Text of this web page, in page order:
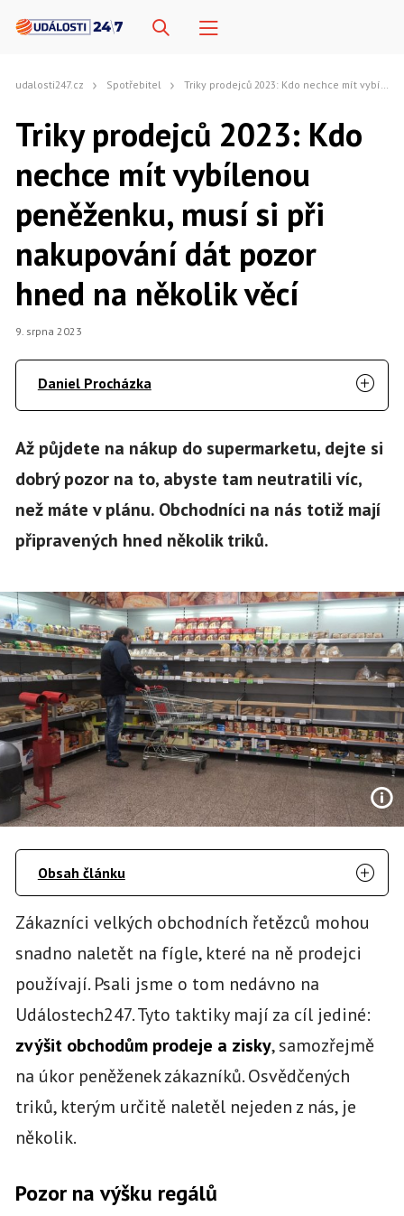
udalosti247.cz Spotřebitel Triky prodejců 2023: Kdo nechce mít vybílenou peněženku, musí si při nakupování dát pozor hned na několik věcí
Triky prodejců 2023: Kdo
nechce mít vybílenou
peněženku, musí si při
nakupování dát pozor
hned na několik věcí
9. srpna 2023
Daniel Procházka
Až půjdete na nákup do supermarketu, dejte si
dobrý pozor na to, abyste tam neutratili víc,
než máte v plánu. Obchodníci na nás totiž mají
připravených hned několik triků.
Obsah článku
Zákazníci velkých obchodních řetězců mohou
snadno naletět na fígle, které na ně prodejci
používají. Psali jsme o tom nedávno na
Událostech247. Tyto taktiky mají za cíl jediné:
zvýšit obchodům prodeje a zisky, samozřejmě
na úkor peněženek zákazníků. Osvědčených
triků, kterým určitě naletěl nejeden z nás, je
několik.
Pozor na výšku regálů